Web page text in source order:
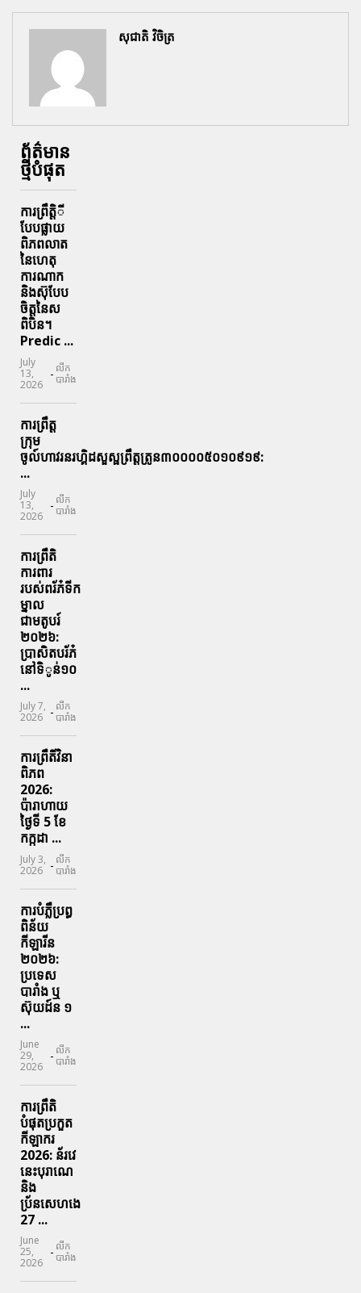
សុជាតិ វិចិត្រ
ព័ត៌មាន
ថ្មីបំផុត
ការព្រឹតិ្តី
បែបផ្លាយ
ពិភពលាត
នៃហេតុ
ការណាក
និងស៊ុបែប
ចិត្តនៃស
ពិបិន។
Predic ...
July
13,
2026
- លីក
បារាំង
ការព្រឹត្ត
ក្រុម
ចូល៍ហាវរនរហ្គិដសួស្ផព្រឹត្តត្រូន៣០០០០៥០១០៩១៩:
...
July
13,
2026
- លីក
បារាំង
ការព្រឹតិ
ការពារ
របស់ពរ័ភ៎ទីក
ម្នាល
ជាមតូបរ៍
២០២៦:
ប្រាសិតបរ័ភ៎
នៅទិូន់១០
...
July 7,
2026 - លីក
បារាំង
ការព្រឹតិ៍វិនា
ពិភព
2026:
ប៉ារាហាយ
ថ្ងៃទី 5 ខែ
កក្កដា ...
July 3,
2026 - លីក
បារាំង
ការបំភ្លឺប្រព្ធ​
ពិន័យ​
កីឡារីន​
២០២៦:
ប្រទេស​
បារាំង​ ឬ​
ស៊ុយដ៍ន​ ១
...
June
29,
2026
- លីក
បារាំង
ការព្រឹតិ
បំផុតប្រកួត
កីឡាករ
2026: ន័រវេ
នេះបុរាណេ
និង
ប្រ័នសេហងេ
27 ...
June
25,
2026
- លីក
បារាំង